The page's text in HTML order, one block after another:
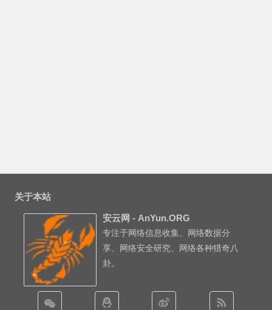
关于本站
安云网 - AnYun.ORG
专注于网络信息收集、网络数据分
享、网络安全研究、网络各种猎奇八
卦。